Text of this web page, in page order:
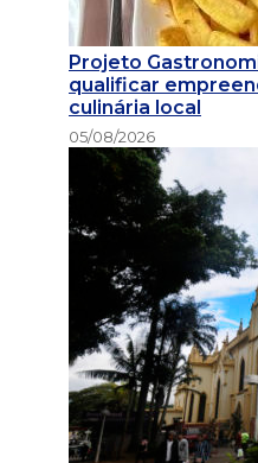
Projeto
qualificar
culinária local
05/08/2026